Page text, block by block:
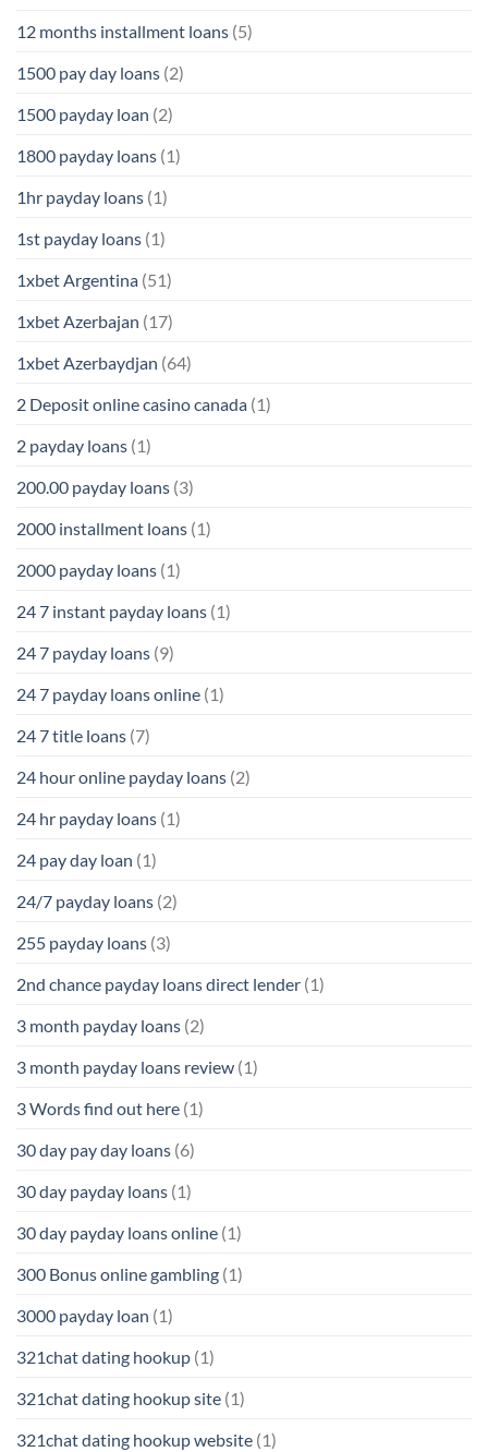
12 months installment loans (5)
1500 pay day loans (2)
1500 payday loan (2)
1800 payday loans (1)
1hr payday loans (1)
1st payday loans (1)
1xbet Argentina (51)
1xbet Azerbajan (17)
1xbet Azerbaydjan (64)
2 Deposit online casino canada (1)
2 payday loans (1)
200.00 payday loans (3)
2000 installment loans (1)
2000 payday loans (1)
24 7 instant payday loans (1)
24 7 payday loans (9)
24 7 payday loans online (1)
24 7 title loans (7)
24 hour online payday loans (2)
24 hr payday loans (1)
24 pay day loan (1)
24/7 payday loans (2)
255 payday loans (3)
2nd chance payday loans direct lender (1)
3 month payday loans (2)
3 month payday loans review (1)
3 Words find out here (1)
30 day pay day loans (6)
30 day payday loans (1)
30 day payday loans online (1)
300 Bonus online gambling (1)
3000 payday loan (1)
321chat dating hookup (1)
321chat dating hookup site (1)
321chat dating hookup website (1)